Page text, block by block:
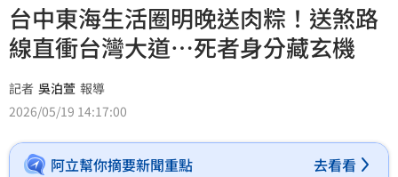
台中東海生活圈明晚送肉粽！送煞路
線直衝台灣大道…死者身分藏玄機
記者 吳泊萱 報導
2026/05/19 14:17:00
阿立幫你摘要新聞重點 去看看